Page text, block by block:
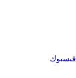
فيسبوك